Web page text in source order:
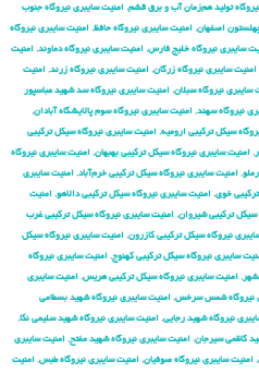
تولید هم‌زمان آب و برق قشم, امنیت سایبری نیروگاه جنوب
اصفهان, امنیت سایبری نیروگاه حافظ, امنیت سایبری نیروگاه
سایبری نیروگاه خلیج فارس, امنیت سایبری نیروگاه دماوند, امنیت
امنیت سایبری نیروگاه زرگان, امنیت سایبری نیروگاه زرند, امنیت
سایبری نیروگاه سبلان, امنیت سایبری نیروگاه سد شهید عباسپور
نیروگاه سهند, امنیت سایبری نیروگاه سوم پالایشگاه آبادان,
سیکل ترکیبی ارومیه, امنیت سایبری نیروگاه سیکل ترکیبی
, امنیت سایبری نیروگاه سیکل ترکیبی بهبهان, امنیت سایبری نیروگاه
, امنیت سایبری نیروگاه سیکل ترکیبی خرم‌آباد, امنیت سایبری
خوی, امنیت سایبری نیروگاه سیکل ترکیبی دالاهو, امنیت
سیکل ترکیبی شیروان, امنیت سایبری نیروگاه سیکل ترکیبی غرب
نیروگاه سیکل ترکیبی کازرون, امنیت سایبری نیروگاه سیکل
سایبری نیروگاه سیکل ترکیبی کهنوج, امنیت سایبری نیروگاه
, امنیت سایبری نیروگاه سیکل ترکیبی هریس, امنیت سایبری
نیروگاه شمس سرخس, امنیت سایبری نیروگاه شهید بسطامی
نیروگاه شهید رجایی, امنیت سایبری نیروگاه شهید سلیمی نکا,
کاظمی سیرجان, امنیت سایبری نیروگاه شهید مفتح, امنیت سایبری
, امنیت سایبری نیروگاه صوفیان, امنیت سایبری نیروگاه طبس, امنیت